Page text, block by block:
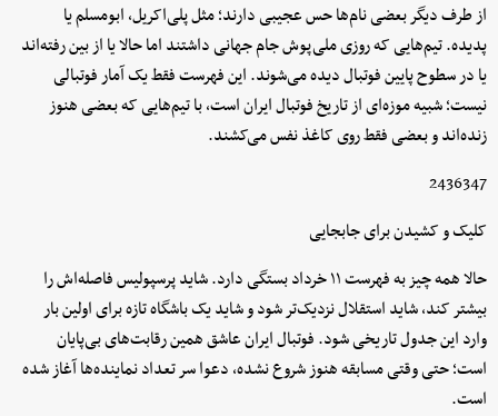
از طرف دیگر بعضی نام‌ها حس عجیبی دارند؛ مثل پلی‌اکریل، ابومسلم یا
پدیده. تیم‌هایی که روزی ملی‌پوش جام جهانی داشتند اما حالا یا از بین رفته‌اند
یا در سطوح پایین فوتبال دیده می‌شوند. این فهرست فقط یک آمار فوتبالی
نیست؛ شبیه موزه‌ای از تاریخ فوتبال ایران است، با تیم‌هایی که بعضی هنوز
زنده‌اند و بعضی فقط روی کاغذ نفس می‌کشند.
2436347
کلیک و کشیدن برای جابجایی
حالا همه چیز به فهرست ۱۱ خرداد بستگی دارد. شاید پرسپولیس فاصله‌اش را
بیشتر کند، شاید استقلال نزدیک‌تر شود و شاید یک باشگاه تازه برای اولین بار
وارد این جدول تاریخی شود. فوتبال ایران عاشق همین رقابت‌های بی‌پایان
است؛ حتی وقتی مسابقه هنوز شروع نشده، دعوا سر تعداد نماینده‌ها آغاز شده
است.